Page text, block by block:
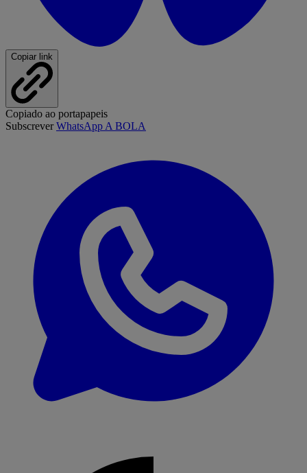
Copiar link
Copiado ao portapapeis
SubscreverWhatsApp A BOLA